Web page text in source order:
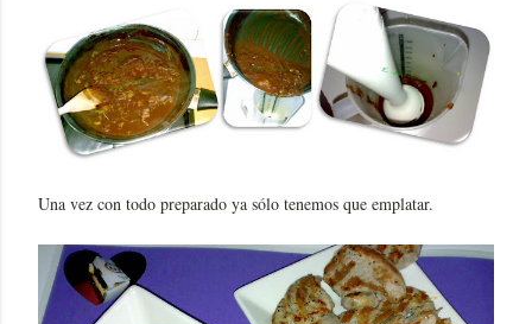
Una vez con todo preparado ya sólo tenemos que emplatar.